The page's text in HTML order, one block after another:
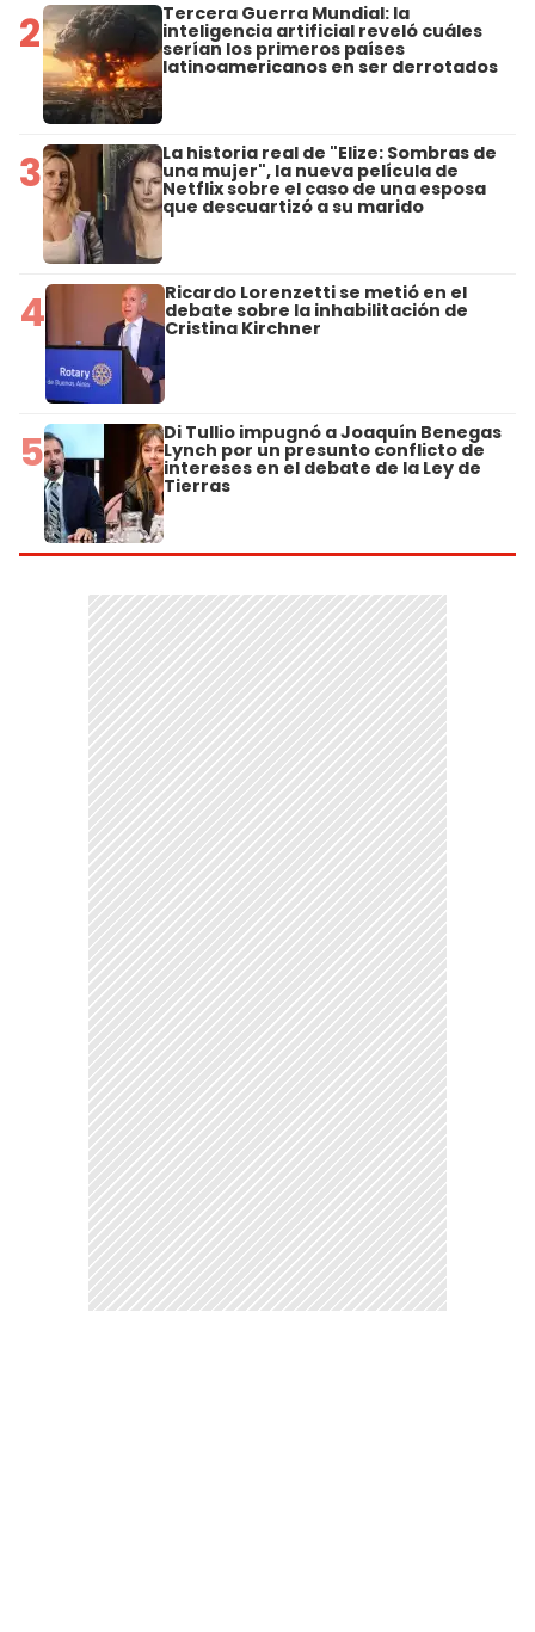
2 Tercera Guerra Mundial: la
inteligencia artificial reveló cuáles
serían los primeros países
latinoamericanos en ser derrotados
3 La historia real de "Elize: Sombras de
una mujer", la nueva película de
Netflix sobre el caso de una esposa
que descuartizó a su marido
4 Ricardo Lorenzetti se metió en el
debate sobre la inhabilitación de
Cristina Kirchner
5 Di Tullio impugnó a Joaquín Benegas
Lynch por un presunto conflicto de
intereses en el debate de la Ley de
Tierras